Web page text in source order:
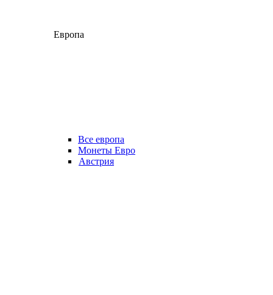
Европа
Все европа
Монеты Евро
Австрия